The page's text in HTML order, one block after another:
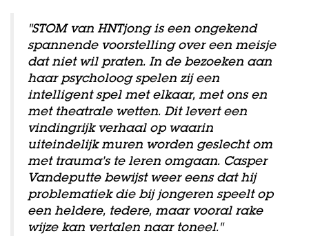
"STOM van HNTjong is een ongekend
spannende voorstelling over een meisje
dat niet wil praten. In de bezoeken aan
haar psycholoog spelen zij een
intelligent spel met elkaar, met ons en
met theatrale wetten. Dit levert een
vindingrijk verhaal op waarin
uiteindelijk muren worden geslecht om
met trauma’s te leren omgaan. Casper
Vandeputte bewijst weer eens dat hij
problematiek die bij jongeren speelt op
een heldere, tedere, maar vooral rake
wijze kan vertalen naar toneel."